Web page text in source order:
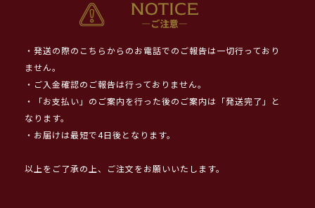
・発送の際のこちらからのお電話でのご報告は一切行っており
ません。
・ご入金確認のご報告は行っておりません。
・「お支払い」のご案内を行った後のご案内は「発送完了」と
なります。
・お届けは最短で4日後となります。
以上をご了承の上、ご注文をお願いいたします。